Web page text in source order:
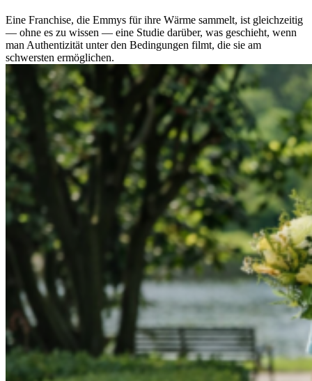
Eine Franchise, die Emmys für ihre Wärme sammelt, ist gleichzeitig
— ohne es zu wissen — eine Studie darüber, was geschieht, wenn
man Authentizität unter den Bedingungen filmt, die sie am
schwersten ermöglichen.